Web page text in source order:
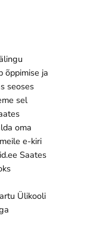
õppimise ja
seoses
sel
oma
e-kiri
Saates
Ülikooli